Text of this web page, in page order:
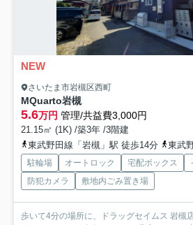
NEW
さいたま市岩槻区西町
MQuarto岩槻
5.6万円 管理/共益費3,000円
21.15㎡ (1K) /築3年 /3階建
東武野田線「岩槻」駅 徒歩14分
東武野
駐輪場 オートロック 宅配ボックス
防犯カメラ
敷地内ごみ置き場
歩いて4分の場所に、ドラッグセイムス 岩槻